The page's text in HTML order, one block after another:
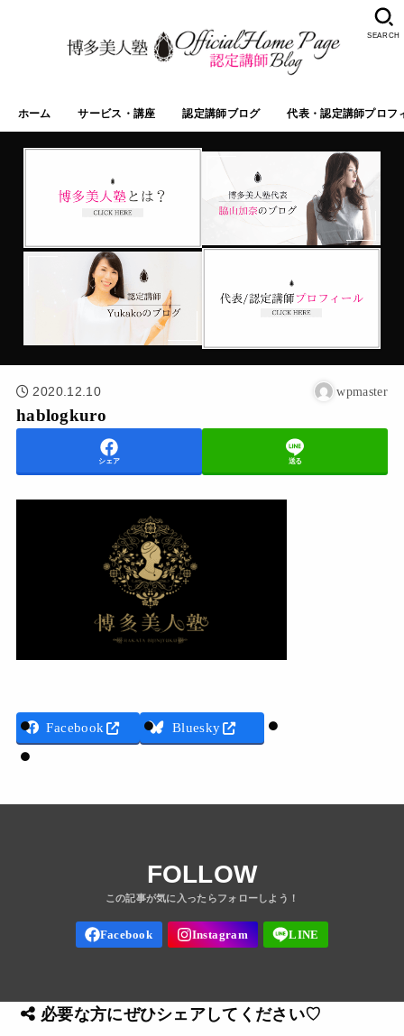
ホーム サービス・講座 認定講師ブログ 代表・認定講師プロフ
SEARCH
2020.12.10 wpmaster
hablogkuro
シェア 送る
Facebook Bluesky
FOLLOW
必要な方にぜひシェアしてください♡